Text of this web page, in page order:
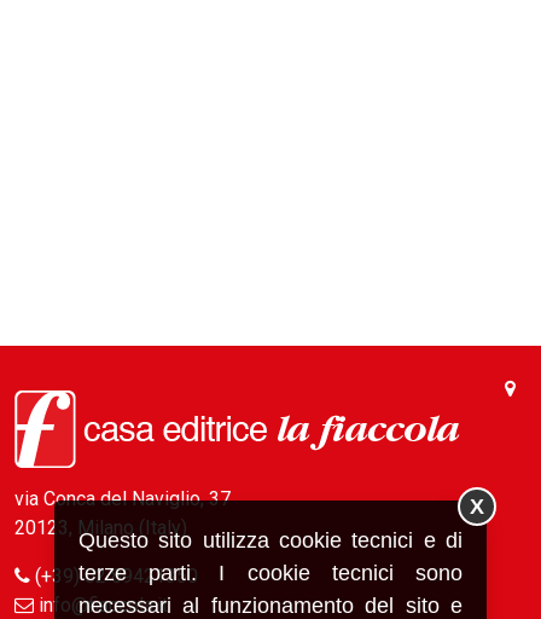
via Conca del Naviglio, 37
20123, Milano (Italy)
(+39) 02 89421350
info@fiaccola.it
Questo sito utilizza cookie tecnici e di
terze parti. I cookie tecnici sono
necessari al funzionamento del sito e
X